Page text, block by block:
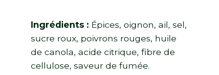
Ingrédients : Épices, oignon, ail, sel,
sucre roux, poivrons rouges, huile
de canola, acide citrique, fibre de
cellulose, saveur de fumée.